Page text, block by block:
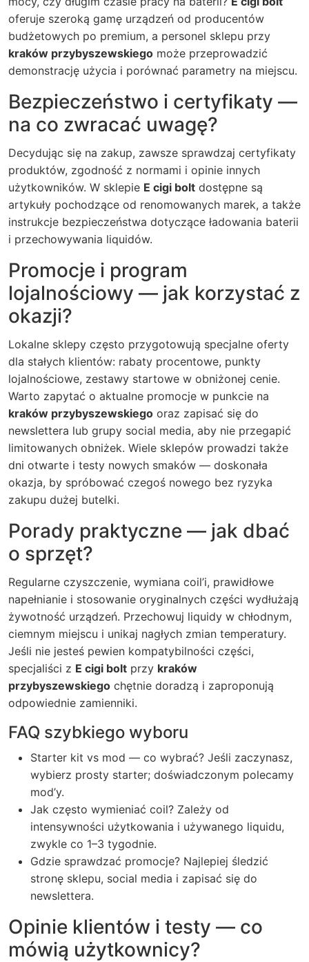
oferuje szeroką gamę urządzeń od producentów
budżetowych po premium, a personel sklepu przy
kraków przybyszewskiego może przeprowadzić
demonstrację użycia i porównać parametry na miejscu.
Bezpieczeństwo i certyfikaty —
na co zwracać uwagę?
Decydując się na zakup, zawsze sprawdzaj certyfikaty
produktów, zgodność z normami i opinie innych
użytkowników. W sklepie E cigi bolt dostępne są
artykuły pochodzące od renomowanych marek, a także
instrukcje bezpieczeństwa dotyczące ładowania baterii
i przechowywania liquidów.
Promocje i program
lojalnościowy — jak korzystać z
okazji?
Lokalne sklepy często przygotowują specjalne oferty
dla stałych klientów: rabaty procentowe, punkty
lojalnościowe, zestawy startowe w obniżonej cenie.
Warto zapytać o aktualne promocje w punkcie na
kraków przybyszewskiego oraz zapisać się do
newslettera lub grupy social media, aby nie przegapić
limitowanych obniżek. Wiele sklepów prowadzi także
dni otwarte i testy nowych smaków — doskonała
okazja, by spróbować czegoś nowego bez ryzyka
zakupu dużej butelki.
Porady praktyczne — jak dbać
o sprzęt?
Regularne czyszczenie, wymiana coil’i, prawidłowe
napełnianie i stosowanie oryginalnych części wydłużają
żywotność urządzeń. Przechowuj liquidy w chłodnym,
ciemnym miejscu i unikaj nagłych zmian temperatury.
Jeśli nie jesteś pewien kompatybilności części,
specjaliści z E cigi bolt przy kraków
przybyszewskiego chętnie doradzą i zaproponują
odpowiednie zamienniki.
FAQ szybkiego wyboru
Starter kit vs mod — co wybrać? Jeśli zaczynasz,
wybierz prosty starter; doświadczonym polecamy
mod’y.
Jak często wymieniać coil? Zależy od
intensywności użytkowania i używanego liquidu,
zwykle co 1–3 tygodnie.
Gdzie sprawdzać promocje? Najlepiej śledzić
stronę sklepu, social media i zapisać się do
newslettera.
Opinie klientów i testy — co
mówią użytkownicy?